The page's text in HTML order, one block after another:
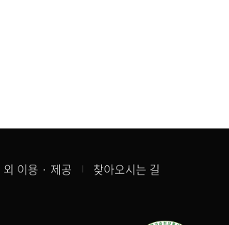
이용 · 제공 찾아오시는 길